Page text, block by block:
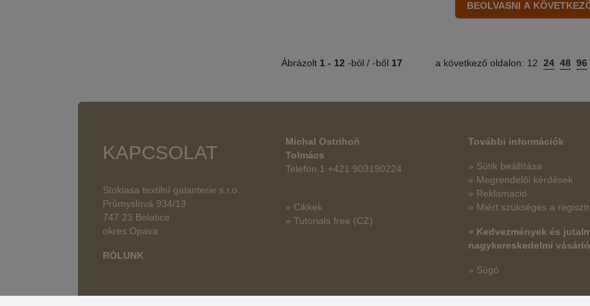
Ábrázolt 1 - 12 -ból / -ből 17 a következő oldalon: 12 24 48 96
KAPCSOLAT
Stoklasa textilní galanterie s.r.o.
Průmyslová 934/13
747 23 Bolatice
okres Opava
RÓLUNK
Michal Ostrihoň
Tolmács
Telefon 1 +421 903190224
» Cikkek
» Tutorials free (CZ)
További információk
» Sütik beállítása
» Megrendelői kérdések
» Reklamáció
» Miért szükséges a
» Kedvezmények és
nagykereskedelmi
» Súgó